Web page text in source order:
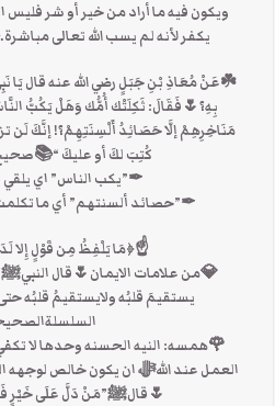
ويكون فيه ما أراد من خير أو شر
يكفر لأنه لم يسب الله تعالى
☘️عَنْ مُعَاذِ بْنِ جَبَلٍ رضي الله عنه قال يَا
بِهِ؟🌷فَقَالَ: ثَكِلَتْك أُمُّك وَهَلْ يَكُبُّ
مَنَاخِرِهِمْ إلَّا حَصَائِدُ أَلْسِنَتِهِمْ؟! إنَّكَ لَن
كُتِبَ لكَ أو عليكَ “📚صحيح
✒”يكب الناس” اي يلقي
✒”حصائد ألسنتهم” أي ما
☝﴿مَا يَلْفِظُ مِن قَوْلٍ إِلا
💎من علامات الايمان🌷قال
يستقيمَ قلبُه ولايستقيمُ قلبُه
🌹همسه: النيه الحسنه وحدها لا
العمل عند اللهﷻ ان يكون خالص لوجهه
🌷قالﷺ”مَنْ دَلَّ عَلَى خَيْرٍ